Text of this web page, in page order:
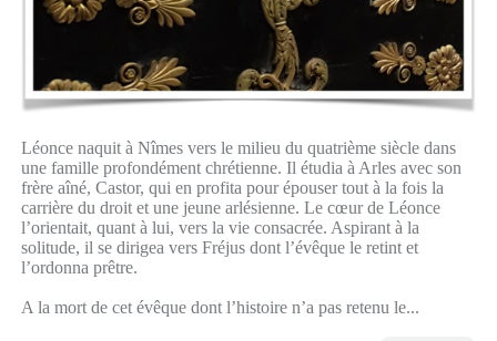
Léonce naquit à Nîmes vers le milieu du quatrième siècle dans
une famille profondément chrétienne. Il étudia à Arles avec son
frère aîné, Castor, qui en profita pour épouser tout à la fois la
carrière du droit et une jeune arlésienne. Le cœur de Léonce
l’orientait, quant à lui, vers la vie consacrée. Aspirant à la
solitude, il se dirigea vers Fréjus dont l’évêque le retint et
l’ordonna prêtre.
A la mort de cet évêque dont l’histoire n’a pas retenu le...